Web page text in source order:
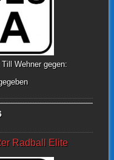
Wehner gegen:
Radball Elite